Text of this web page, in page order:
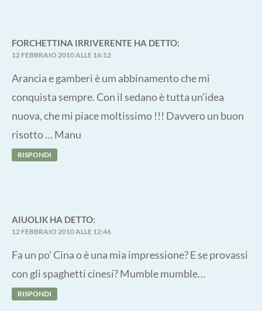
FORCHETTINA IRRIVERENTE HA DETTO:
12 FEBBRAIO 2010 ALLE 16:12
Arancia e gamberi è um abbinamento che mi
conquista sempre. Con il sedano è tutta un'idea
nuova, che mi piace moltissimo !!! Davvero un buon
risotto … Manu
RISPONDI
AIUOLIK HA DETTO:
12 FEBBRAIO 2010 ALLE 12:46
Fa un po' Cina o è una mia impressione? E se provassi
con gli spaghetti cinesi? Mumble mumble…
RISPONDI